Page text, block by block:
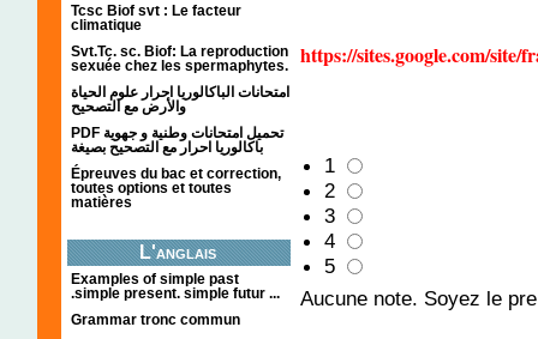
Tcsc Biof svt : Le facteur
climatique
Svt.Tc. sc. Biof: La reproduction
sexuée chez les spermaphytes.
امتحانات الباكالوريا احرار علوم الحياة
والأرض مع التصحيح
PDF تحميل امتحانات وطنية و جهوية
باكالوريا احرار مع التصحيح بصيغة
Épreuves du bac et correction,
toutes options et toutes
matières
L'anglais
Examples of simple past
.simple present. simple futur ...
Grammar tronc commun
https://sites.google.com/site/
1
2
3
4
5
Aucune note. Soyez le